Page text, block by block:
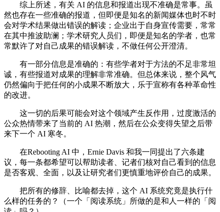
综上所述，有关 AI 的信息和报道出现不准确是常事。虽
然也存在一些准确的报道，但即便是知名的新闻媒体也时不时
会对学术结果做出错误的解读；企业出于自身宣传需要，常常
在其中推波助澜；学术研究人员们，即便是知名的学者，也常
常默许了对自己成果的错误解读，不做任何公开澄清。
有一部分信息是准确的：有些学者对于方法的不足非常坦
诚，有些报道对成果的理解非常准确。但总体来说，整个风气
仍然偏向于把任何的小成果不断放大，乐于宣称有各种革命性
的改进。
这一切的后果可能会对这个领域产生反作用，过度激活的
公众热情带来了当前的 AI 热潮，然后在公众变得失望之后带
来下一个 AI 寒冬。
在Rebooting AI 中，Ernie Davis 和我一同提出了六条建
议，每一条都希望可以帮助读者、记者们核对自己看到的信息
是否客观、全面，以及让研究者们更慎重地评价自己的成果。
把所有的修辞、比喻都去掉，这个 AI 系统究竟是执行什
么样的任务的？（一个「阅读系统」所做的是和人一样的「阅